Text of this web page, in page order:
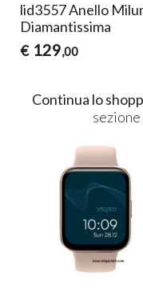
CLD5077 Girocollo
forma di cuore
€ 84,99
Continua lo
sezione